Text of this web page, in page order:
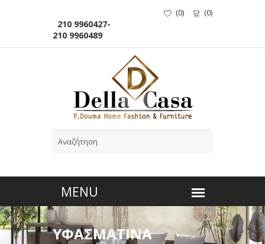
210 9960427-
210 9960489
(0) (0)
ΥΦΑΣΜΑΤΙΝΑ